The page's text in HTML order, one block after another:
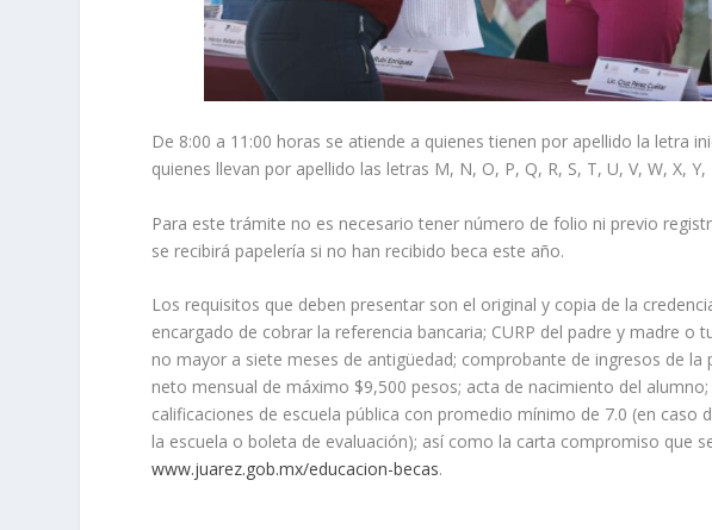
De 8:00 a 11:00 horas se atiende a quienes tienen por apellido la letra
quienes llevan por apellido las letras M, N, O, P, Q, R, S, T, U, V, W, X,
Para este trámite no es necesario tener número de folio ni previo
se recibirá papelería si no han recibido beca este año.
Los requisitos que deben presentar son el original y copia de la
encargado de cobrar la referencia bancaria; CURP del padre y madre
no mayor a siete meses de antigüedad; comprobante de ingresos de
neto mensual de máximo $9,500 pesos; acta de nacimiento del
calificaciones de escuela pública con promedio mínimo de 7.0 (en caso
la escuela o boleta de evaluación); así como la carta compromiso que
www.juarez.gob.mx/educacion-becas.